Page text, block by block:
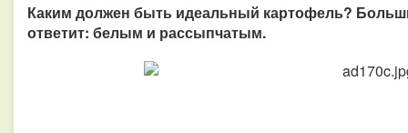
Каким должен быть идеальный картофель?
ответит: белым и рассыпчатым.